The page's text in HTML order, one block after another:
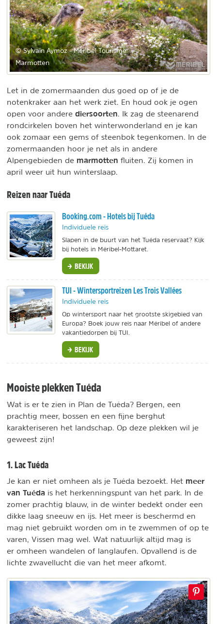
© Sylvain Aymoz - Méribel Tourisme
Marmotten
Let in de zomermaanden dus goed op of je de
notenkraker aan het werk ziet. En houd ook je ogen
open voor andere diersoorten . Ik zag de steenarend
rondcirkelen boven het winterwonderland en je kan
ook zomaar een gems of steenbok tegenkomen. In de
zomermaanden hoor je net als in andere
Alpengebieden de marmotten fluiten. Zij komen in
april weer uit hun winterslaap.
Reizen naar Tuéda
Booking.com - Hotels bij Tuéda
Individuele reis
Slapen in de buurt van het Tuéda reservaat? Kijk
bij hotels in Méribel-Mottaret.
BEKIJK
TUI - Wintersportreizen Les Trois Vallées
Individuele reis
Op wintersport naar het grootste skigebied van
Europa? Boek jouw reis naar Méribel of andere
vakantiedorpen bij TUI.
BEKIJK
Mooiste plekken Tuéda
Wat is er te zien in Plan de Tuéda? Bergen, een
prachtig meer, bossen en een fijne berghut
karakteriseren het landschap. Op deze plekken wil je
geweest zijn!
1. Lac Tuéda
Je kan er niet omheen als je Tuéda bezoekt. Het meer
van Tuéda is het herkenningspunt van het park. In de
zomer prachtig blauw, in de winter bedekt onder een
dikke laag sneeuw en ijs. Het meer is beschermd en
mag niet gebruikt worden om in te zwemmen of op te
varen, Vissen mag wel. Wat natuurlijk altijd mag is
er omheen wandelen of langlaufen. Opvallend is de
lichte zwavellucht die van het meer afkomt.